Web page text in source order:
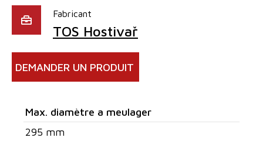
Fabricant
TOS Hostivař
DEMANDER UN PRODUIT
Max. diamètre a meulager
295 mm